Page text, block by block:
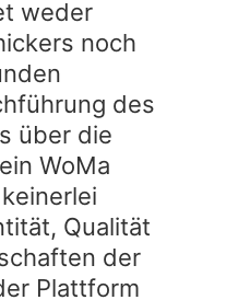
weder
noch
des
über die
WoMa
Qualität
der
Plattform